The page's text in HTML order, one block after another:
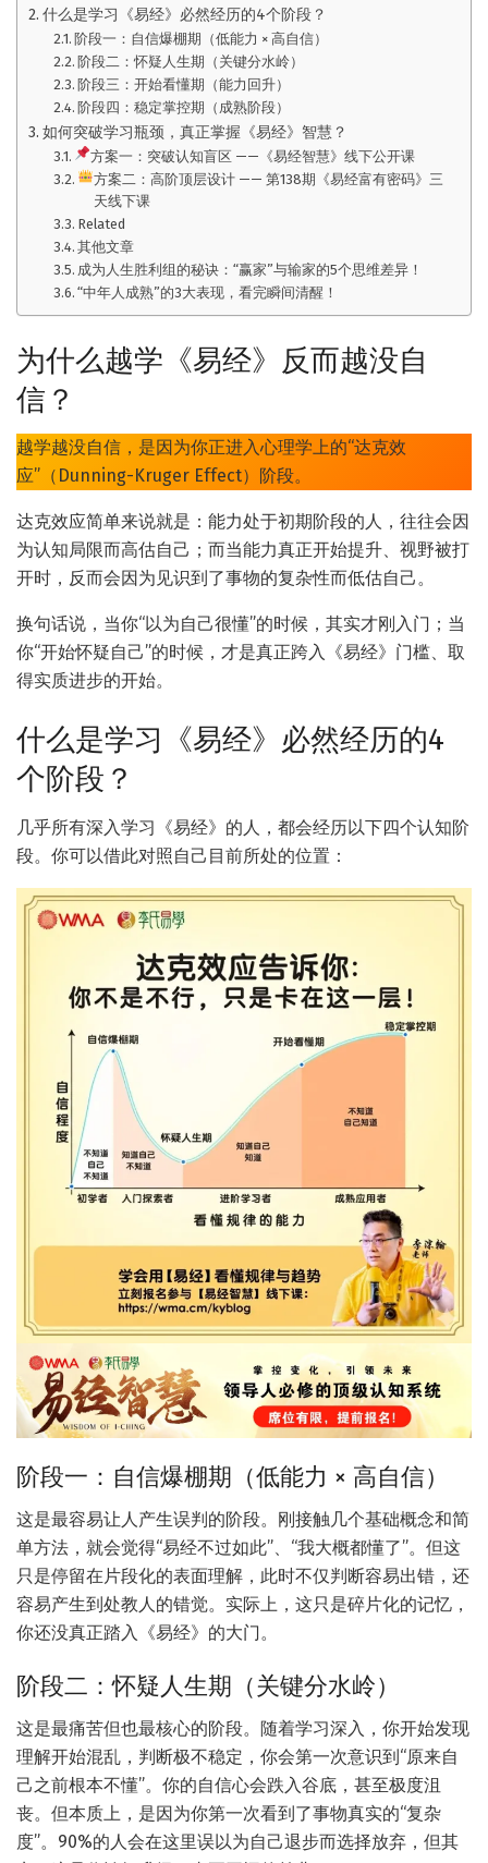
什么是学习《易经》必然经历的4个阶段？
阶段一：自信爆棚期（低能力 × 高自信）
阶段二：怀疑人生期（关键分水岭）
阶段三：开始看懂期（能力回升）
阶段四：稳定掌控期（成熟阶段）
如何突破学习瓶颈，真正掌握《易经》智慧？
方案一：突破认知盲区 ——《易经智慧》线下公开课
方案二：高阶顶层设计 —— 第138期《易经富有密码》三
天线下课
Related
其他文章
成为人生胜利组的秘诀：“赢家”与输家的5个思维差异！
“中年人成熟”的3大表现，看完瞬间清醒！
为什么越学《易经》反而越没自
信？
越学越没自信，是因为你正进入心理学上的“达克效
应”（Dunning-Kruger Effect）阶段。
达克效应简单来说就是：能力处于初期阶段的人，往往会因
为认知局限而高估自己；而当能力真正开始提升、视野被打
开时，反而会因为见识到了事物的复杂性而低估自己。
换句话说，当你“以为自己很懂”的时候，其实才刚入门；当
你“开始怀疑自己”的时候，才是真正跨入《易经》门槛、取
得实质进步的开始。
什么是学习《易经》必然经历的4
个阶段？
几乎所有深入学习《易经》的人，都会经历以下四个认知阶
段。你可以借此对照自己目前所处的位置：
阶段一：自信爆棚期（低能力 × 高自信）
这是最容易让人产生误判的阶段。刚接触几个基础概念和简
单方法，就会觉得“易经不过如此”、“我大概都懂了”。但这
只是停留在片段化的表面理解，此时不仅判断容易出错，还
容易产生到处教人的错觉。实际上，这只是碎片化的记忆，
你还没真正踏入《易经》的大门。
阶段二：怀疑人生期（关键分水岭）
这是最痛苦但也最核心的阶段。随着学习深入，你开始发现
理解开始混乱，判断极不稳定，你会第一次意识到“原来自
己之前根本不懂”。你的自信心会跌入谷底，甚至极度沮
丧。但本质上，是因为你第一次看到了事物真实的“复杂
度”。90%的人会在这里误以为自己退步而选择放弃，但其